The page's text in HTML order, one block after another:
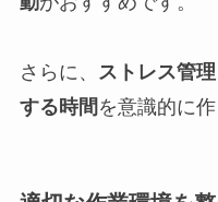
さらに、 ストレス管理
する時間 を意識的に作